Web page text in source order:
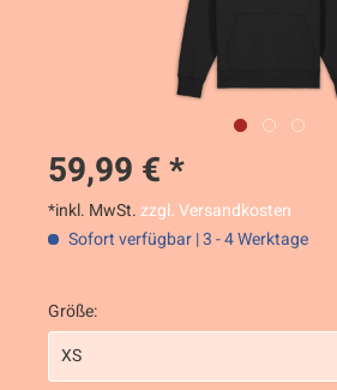
59,99 € *
*inkl. MwSt.zzgl. Versandkosten
Sofort verfügbar | 3 - 4 Werktage
Größe: